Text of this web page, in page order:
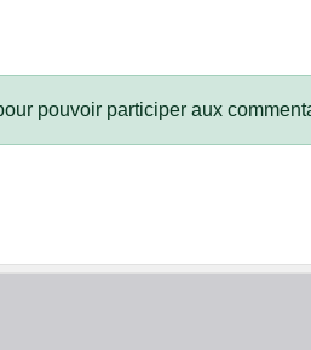
pouvoir participer aux